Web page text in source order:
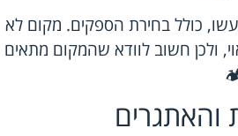
כולל בחירת הספקים. מקום לא
ולכן חשוב לוודא שהמקום מתאים
והאתגרים